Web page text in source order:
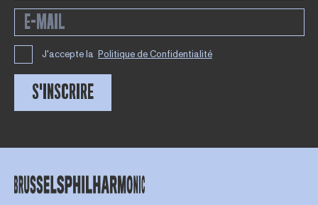
J'accepte la Politique de Confidentialité
S'INSCRIRE